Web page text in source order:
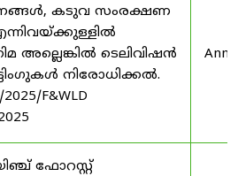
കടുവ സംരക്ഷണ
അല്ലെങ്കിൽ ടെലിവിഷൻ
നിരോധിക്കൽ.
2025/F&WLD
ഫോറസ്റ്റ്